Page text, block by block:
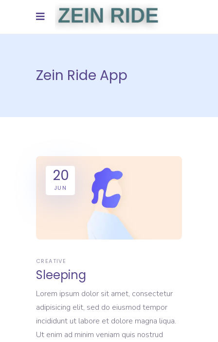
Zein Ride App
20
JUN
CREATIVE
Sleeping
Lorem ipsum dolor sit amet, consectetur
adipisicing elit, sed do eiusmod tempor
incididunt ut labore et dolore magna liqua.
Ut enim ad minim veniam quis nostrud